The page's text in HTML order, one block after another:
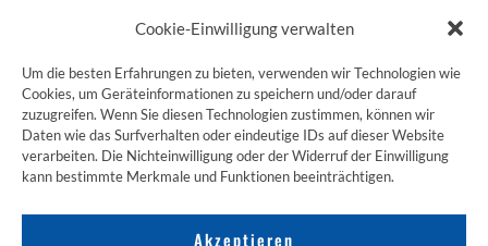
Cookie-Einwilligung verwalten
Um die besten Erfahrungen zu bieten, verwenden wir Technologien wie
Cookies, um Geräteinformationen zu speichern und/oder darauf
zuzugreifen. Wenn Sie diesen Technologien zustimmen, können wir
Daten wie das Surfverhalten oder eindeutige IDs auf dieser Website
verarbeiten. Die Nichteinwilligung oder der Widerruf der Einwilligung
kann bestimmte Merkmale und Funktionen beeinträchtigen.
Akzeptieren
Pilger-Vesper Karfreitagspilgern am 03.04.
ZUM JAKOBSWEG SHOP